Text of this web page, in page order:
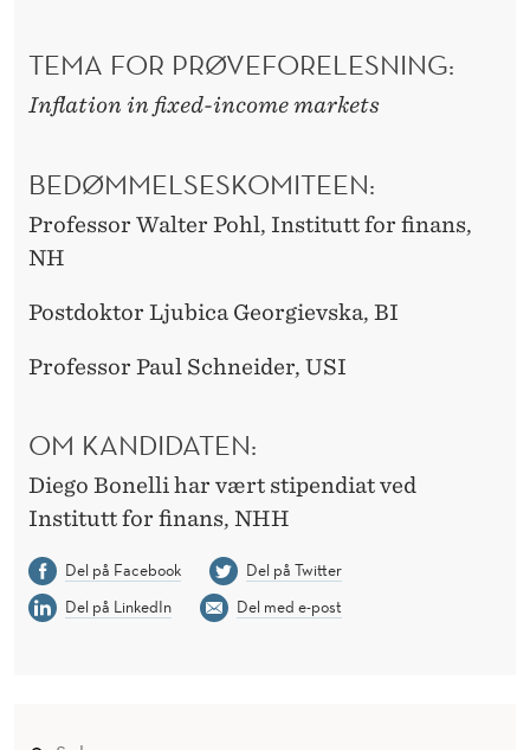
TEMA FOR PRØVEFORELESNING:
Inflation in fixed-income markets
BEDØMMELSESKOMITEEN:
Professor Walter Pohl, Institutt for finans,
NH
Postdoktor Ljubica Georgievska, BI
Professor Paul Schneider, USI
OM KANDIDATEN:
Diego Bonelli har vært stipendiat ved
Institutt for finans, NHH
Del på Facebook
Del på Twitter
Del på LinkedIn
Del med e-post